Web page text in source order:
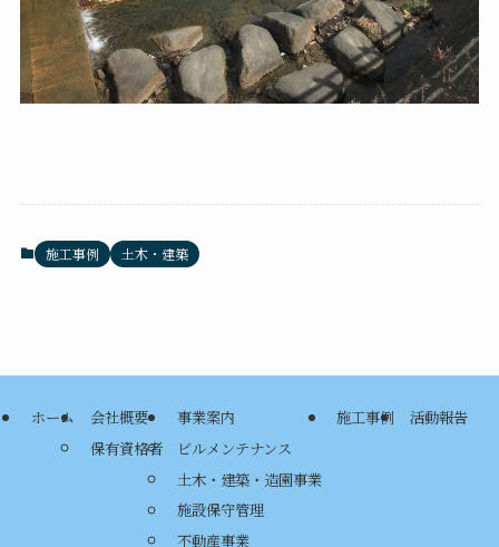
施工事例 土木・建築
ホーム
会社概要
保有資格者
事業案内
ビルメンテナンス
土木・建築・造園事業
施設保守管理
不動産事業
施工事例 活動報告